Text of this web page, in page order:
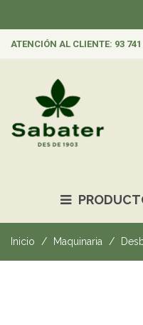
ATENCIÓN AL CLIENTE: 93
Inicio Maquinaria